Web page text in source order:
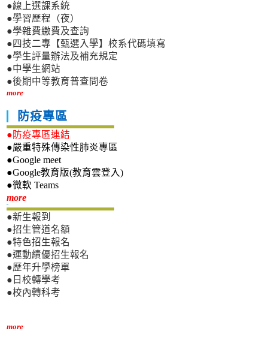
●線上選課系統
●學習歷程（夜）
●學雜費繳費及查詢
●四技二專【甄選入學】校系代碼填寫
●學生評量辦法及補充規定
●中學生網站
●後期中等教育普查問卷
more
防疫專區
●防疫專區連結
●嚴重特殊傳染性肺炎專區
●Google meet
●Google教育版(教育雲登入)
●微軟 Teams
more新生專區
●新生報到
●招生管道名額
●特色招生報名
●運動績優招生報名
●歷年升學榜單
●日校轉學考
●校內轉科考
more